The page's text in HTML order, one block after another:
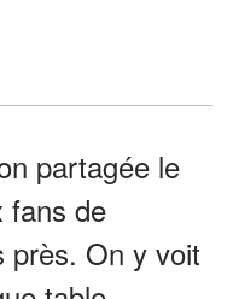
partagée le
fans de
près. On y voit